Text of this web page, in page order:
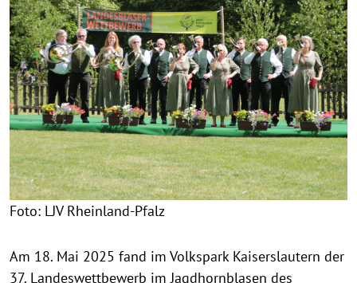
Foto: LJV Rheinland-Pfalz
Am 18. Mai 2025 fand im Volkspark Kaiserslautern der
37. Landeswettbewerb im Jagdhornblasen des